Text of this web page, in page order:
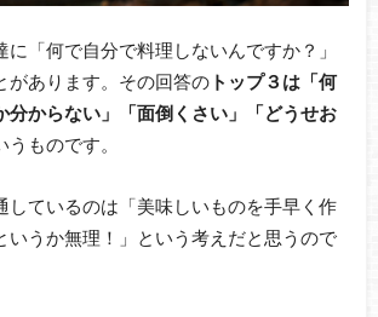
「何で自分で料理しないんですか？」
があります。その回答のトップ３は「何
分からない」「面倒くさい」「どうせお
うものです。
しているのは「美味しいものを手早く作
いうか無理！」という考えだと思うので